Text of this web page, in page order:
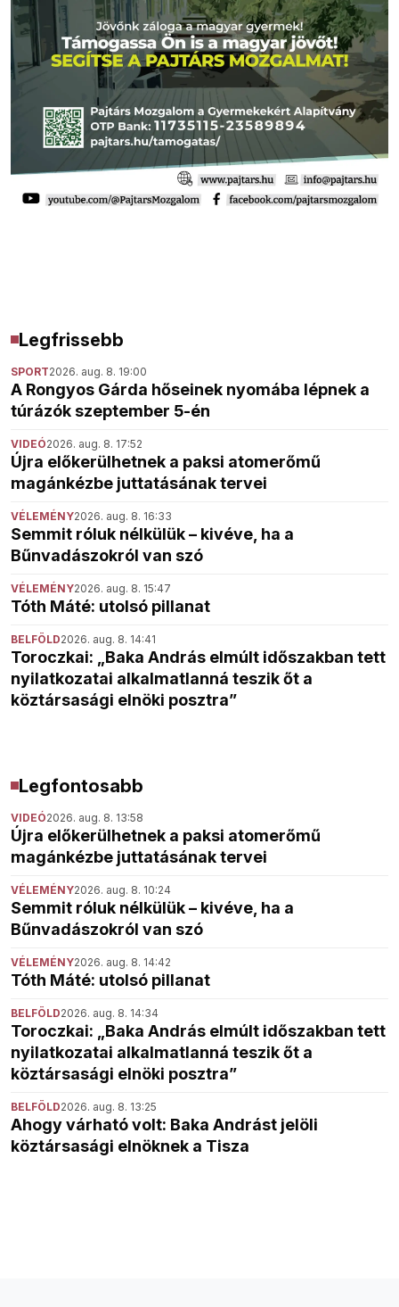
Legfrissebb
SPORT2026. aug. 8. 19:00
A Rongyos Gárda hőseinek nyomába lépnek a
túrázók szeptember 5-én
VIDEÓ2026. aug. 8. 17:52
Újra előkerülhetnek a paksi atomerőmű
magánkézbe juttatásának tervei
VÉLEMÉNY2026. aug. 8. 16:33
Semmit róluk nélkülük – kivéve, ha a
Bűnvadászokról van szó
VÉLEMÉNY2026. aug. 8. 15:47
Tóth Máté: utolsó pillanat
BELFÖLD2026. aug. 8. 14:41
Toroczkai: „Baka András elmúlt időszakban tett
nyilatkozatai alkalmatlanná teszik őt a
köztársasági elnöki posztra”
Legfontosabb
VIDEÓ2026. aug. 8. 13:58
Újra előkerülhetnek a paksi atomerőmű
magánkézbe juttatásának tervei
VÉLEMÉNY2026. aug. 8. 10:24
Semmit róluk nélkülük – kivéve, ha a
Bűnvadászokról van szó
VÉLEMÉNY2026. aug. 8. 14:42
Tóth Máté: utolsó pillanat
BELFÖLD2026. aug. 8. 14:34
Toroczkai: „Baka András elmúlt időszakban tett
nyilatkozatai alkalmatlanná teszik őt a
köztársasági elnöki posztra”
BELFÖLD2026. aug. 8. 13:25
Ahogy várható volt: Baka Andrást jelöli
köztársasági elnöknek a Tisza